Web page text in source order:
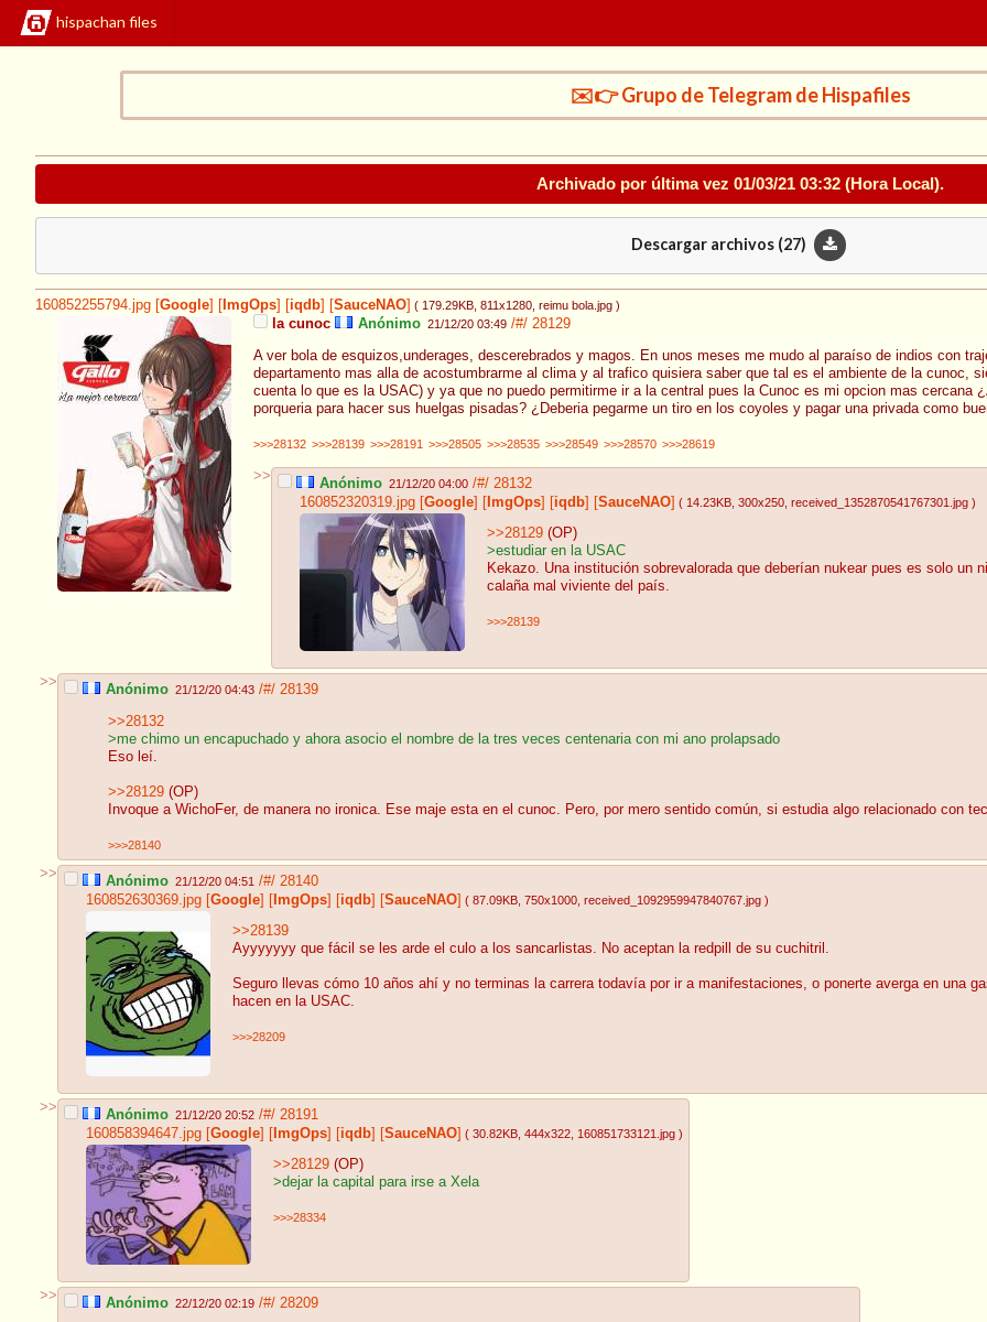
hispachan files
✉️👉 Grupo de Telegram de Hispafiles
Archivado por última vez 01/03/21 03:32 (Hora Local).
Descargar archivos (27)
160852255794.jpg Google ImgOps iqdb SauceNAO ( 179.29KB , 811x1280 , reimu bola.jpg )
la cunoc Anónimo 21/12/20 03:49 /#/ 28129
A ver bola de esquizos,underages, descerebrados y magos. En unos meses me mudo al paraíso de indios con
departamento mas alla de acostumbrarme al clima y al trafico quisiera saber que tal es el ambiente de la cunoc,
cuenta lo que es la USAC) y ya que no puedo permitirme ir a la central pues la Cunoc es mi opcion mas cercana
porqueria para hacer sus huelgas pisadas? ¿Deberia pegarme un tiro en los coyoles y pagar una privada como
>>>28132 >>>28139 >>>28191 >>>28505 >>>28535 >>>28549 >>>28570 >>>28619
>> Anónimo 21/12/20 04:00 /#/ 28132
160852320319.jpg [Google] [ ImgOps] [iqdb] [SauceNAO] ( 14.23KB , 300x250 , received_1352870541767301.jpg )
>>28129 (OP)
>estudiar en la USAC
Kekazo. Una institución sobrevalorada que deberían nukear pues es solo un
calaña mal viviente del país.
>>>28139
>> Anónimo 21/12/20 04:43 /#/ 28139
>>28132
>me chimo un encapuchado y ahora asocio el nombre de la tres veces centenaria con mi ano prolapsado
Eso leí.
>>28129 (OP)
Invoque a WichoFer, de manera no ironica. Ese maje esta en el cunoc. Pero, por mero sentido común, si estudia algo relacionado con
>>>28140
>> Anónimo 21/12/20 04:51 /#/ 28140
160852630369.jpg [Google] [ ImgOps] [iqdb] [SauceNAO] ( 87.09KB , 750x1000 , received_1092959947840767.jpg )
>>28139
Ayyyyyyy que fácil se les arde el culo a los sancarlistas. No aceptan la redpill de su cuchitril.
Seguro llevas cómo 10 años ahí y no terminas la carrera todavía por ir a manifestaciones, o ponerte averga en una
hacen en la USAC.
>>>28209
>> Anónimo 21/12/20 20:52 /#/ 28191
160858394647.jpg [Google] [ ImgOps] [iqdb] [SauceNAO] ( 30.82KB , 444x322 , 160851733121.jpg )
>>28129 (OP)
>dejar la capital para irse a Xela
>>>28334
>> Anónimo 22/12/20 02:19 /#/ 28209